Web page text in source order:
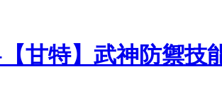
甘特】武神防禦技